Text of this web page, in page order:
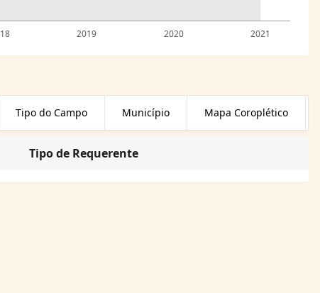
2019 2020 2021
Tipo do Campo Município Mapa Coroplético
Tipo de Requerente